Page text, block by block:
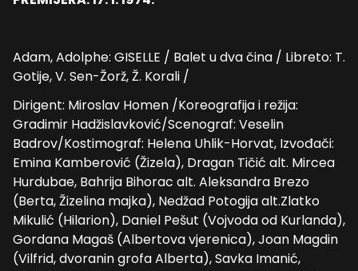
Adam, Adolphe: GISELLE / Balet u dva čina / Libreto: T.
Gotije, V. Sen-Žorž, Ž. Korali /
Dirigent: Miroslav Homen /Koreografija i režija:
Gradimir Hadžislavković/Scenograf: Veselin
Badrov/Kostimograf: Helena Uhlik-Horvat, Izvođači:
Emina Kamberović (Žizela), Dragan Tičić alt. Mircea
Hurdubae, Bahrija Bihorac alt. Aleksandra Brezo
(Berta, Žizelina majka), Nedžad Potogija alt.Zlatko
Mikulić (Hilarion), Daniel Pešut (Vojvoda od Kurlanda),
Gordana Magaš (Albertova vjerenica), Joan Magdin
(Vilfrid, dvoranin grofa Alberta), Savka Imanić,